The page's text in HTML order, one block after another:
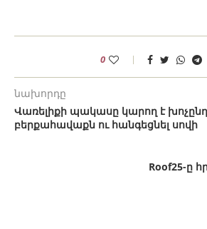
0
նախորդը
Վառելիքի պակասը կարող է
բերքահավաքն ու հանգեցնել սովի
Roof25-ը